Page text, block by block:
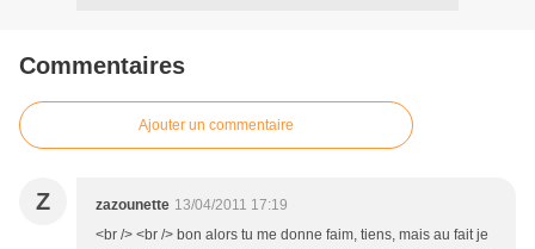
Commentaires
Ajouter un commentaire
Z zazounette 13/04/2011 17:19
<br /> <br /> bon alors tu me donne faim, tiens, mais au fait je